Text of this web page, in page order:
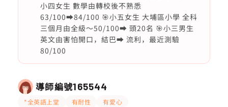
小四女生 數學由轉校後不熟悉
63/100➡️84/100 🎯小五女生 大埔區小學 全科
三個月由全級～50/100➡️ 頭20名 🎯小三男生
英文由害怕開口，結巴➡️ 流利，最近測驗
80/100
導師編號165544
*全英語上堂 有耐性 有愛心